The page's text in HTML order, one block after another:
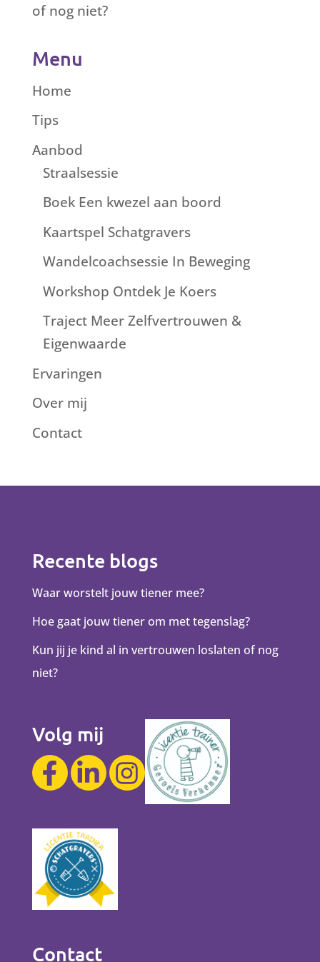
of nog niet?
Menu
Home
Tips
Aanbod
Straalsessie
Boek Een kwezel aan boord
Kaartspel Schatgravers
Wandelcoachsessie In Beweging
Workshop Ontdek Je Koers
Traject Meer Zelfvertrouwen &
Eigenwaarde
Ervaringen
Over mij
Contact
Recente blogs
Waar worstelt jouw tiener mee?
Hoe gaat jouw tiener om met tegenslag?
Kun jij je kind al in vertrouwen loslaten of nog
niet?
Volg mij
Contact